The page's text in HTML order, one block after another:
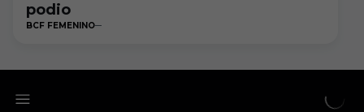
podio
BCF FEMENINO